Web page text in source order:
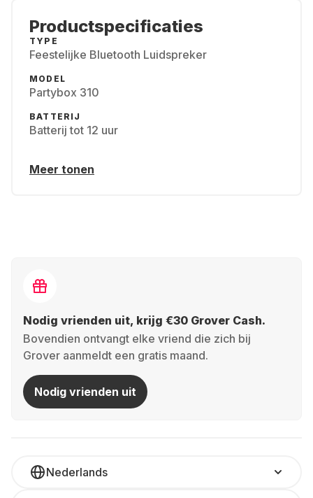
Productspecificaties
TYPE
Feestelijke Bluetooth Luidspreker
MODEL
Partybox 310
BATTERIJ
Batterij tot 12 uur
Meer tonen
Nodig vrienden uit, krijg €30 Grover Cash.
Bovendien ontvangt elke vriend die zich bij
Grover aanmeldt een gratis maand.
Nodig vrienden uit
Nederlands